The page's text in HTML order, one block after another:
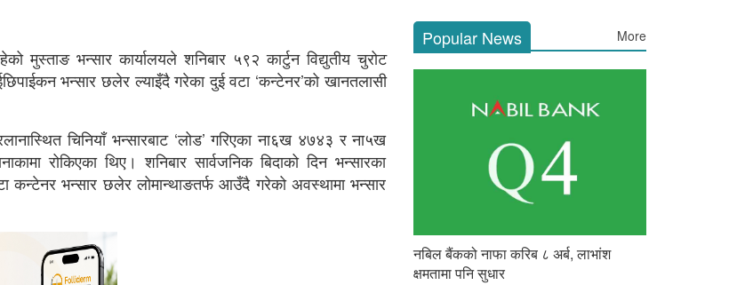
मुस्ताङ भन्सार कार्यालयले शनिबार ५९२ कार्टुन विद्युतीय चुरोट
भन्सार छलेर ल्याइँदै गरेका दुई वटा ‘कन्टेनर’को खानतलासी
चिनियाँ भन्सारबाट ‘लोड’ गरिएका ना६ख ४७४३ र ना५ख
रोकिएका थिए। शनिबार सार्वजनिक बिदाको दिन भन्सारका
कन्टेनर भन्सार छलेर लोमान्थाङतर्फ आउँदै गरेको अवस्थामा भन्सार
Popular News More
नबिल बैंकको नाफा करिब ८ अर्ब, लाभांश
क्षमतामा पनि सुधार